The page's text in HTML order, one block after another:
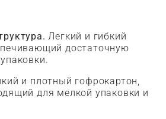
Легкий и гибкий
достаточную
и плотный гофрокартон,
для мелкой упаковки и